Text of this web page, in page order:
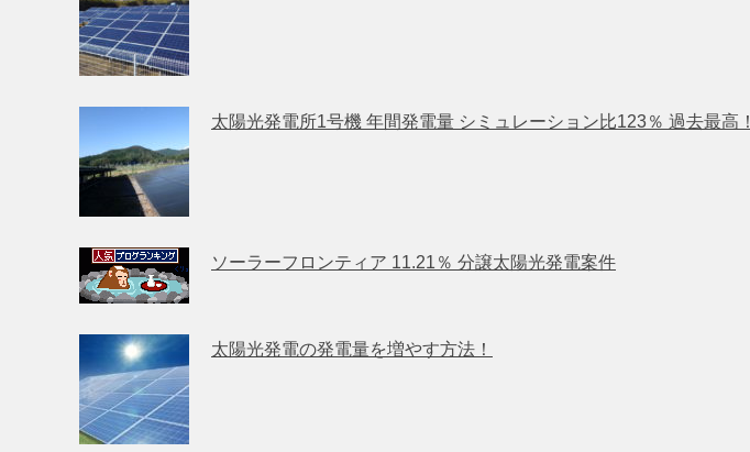
太陽光発電所1号機 年間発電量 シミュレーション比123％ 過去最高！
ソーラーフロンティア 11.21％ 分譲太陽光発電案件
太陽光発電の発電量を増やす方法！